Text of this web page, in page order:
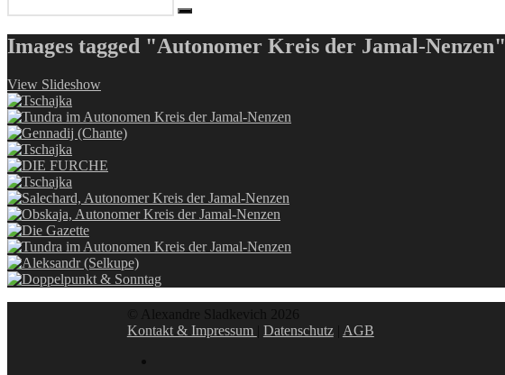
Images tagged "Autonomer Kreis der Jamal-Nenzen"
View Slideshow
Kontakt & Impressum
Datenschutz| AGB